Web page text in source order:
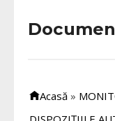
Acasă »